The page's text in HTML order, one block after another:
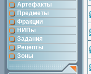
Артефакты
Предметы
Фракции
НИПы
Задания
Рецепты
Зоны